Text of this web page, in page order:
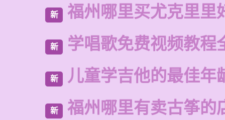
新 福州哪里买尤克里里
新 学唱歌免费视频教程
新 儿童学吉他的最佳年
新 福州哪里有卖古筝的